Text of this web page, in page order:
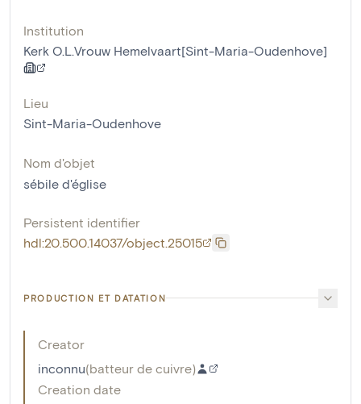
Institution
Kerk O.L.Vrouw Hemelvaart[Sint-Maria-Oudenhove]
Lieu
Sint-Maria-Oudenhove
Nom d'objet
sébile d'église
Persistent identifier
hdl:20.500.14037/object.25015
PRODUCTION ET DATATION
Creator
inconnu(batteur de cuivre)
Creation date